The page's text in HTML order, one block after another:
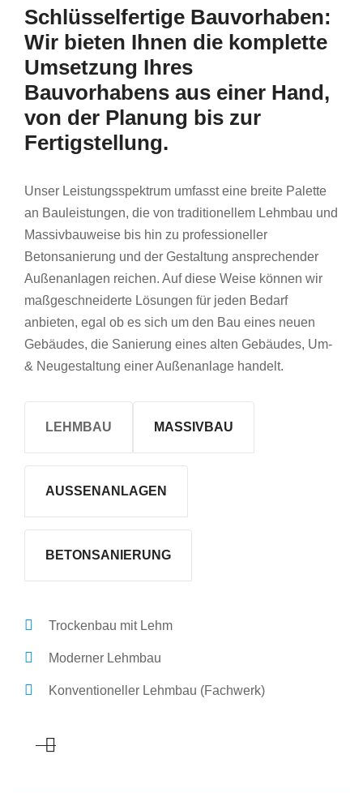
Schlüsselfertige Bauvorhaben:
Wir bieten Ihnen die komplette
Umsetzung Ihres
Bauvorhabens aus einer Hand,
von der Planung bis zur
Fertigstellung.
Unser Leistungsspektrum umfasst eine breite Palette
an Bauleistungen, die von traditionellem Lehmbau und
Massivbauweise bis hin zu professioneller
Betonsanierung und der Gestaltung ansprechender
Außenanlagen reichen. Auf diese Weise können wir
maßgeschneiderte Lösungen für jeden Bedarf
anbieten, egal ob es sich um den Bau eines neuen
Gebäudes, die Sanierung eines alten Gebäudes, Um-
& Neugestaltung einer Außenanlage handelt.
LEHMBAU MASSIVBAU
AUSSENANLAGEN
BETONSANIERUNG
Trockenbau mit Lehm
Moderner Lehmbau
Konventioneller Lehmbau (Fachwerk)